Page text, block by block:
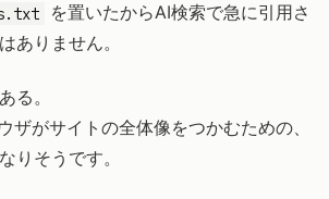
を置いたからAI検索で急に引用さ
ありません。
る。
ザがサイトの全体像をつかむための、
りそうです。